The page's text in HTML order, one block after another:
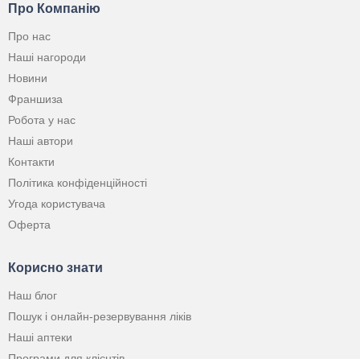
Про Компанію
Про нас
Наші нагороди
Новини
Франшиза
Робота у нас
Наші автори
Контакти
Політика конфіденційності
Угода користувача
Оферта
Корисно знати
Наш блог
Пошук і онлайн-резервування ліків
Наші аптеки